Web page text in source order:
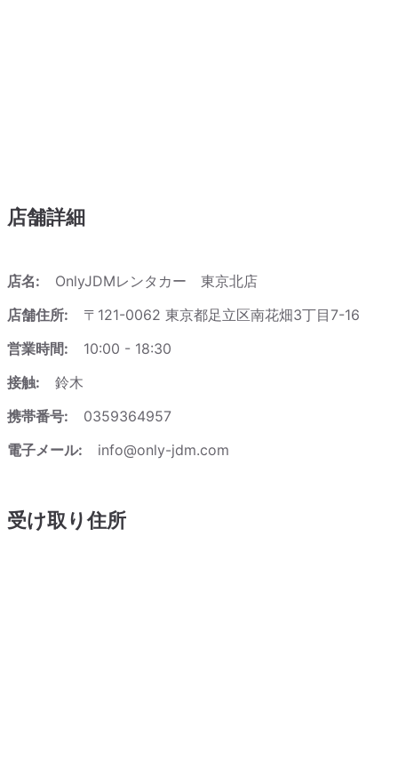
店舗詳細
店名:
OnlyJDMレンタカー 東京北店
店舗住所:
〒121-0062 東京都足立区南花畑3丁目7-16
営業時間:
10:00 - 18:30
接触:
鈴木
携帯番号:
0359364957
電子メール:
info@only-jdm.com
受け取り住所